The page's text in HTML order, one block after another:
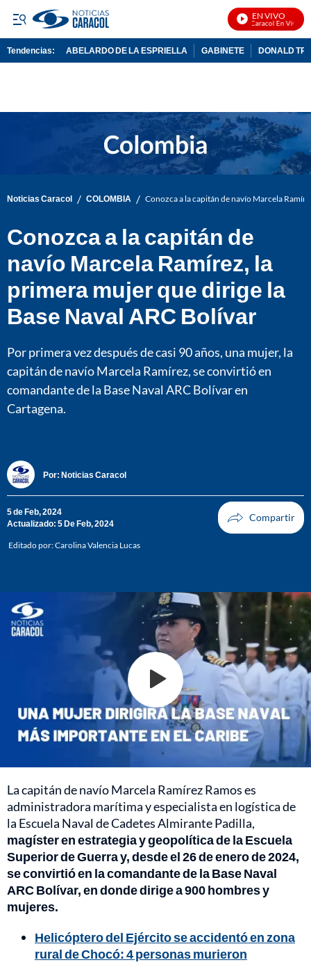
EN VIVO
Noticias Caracol En Vivo
Tendencias: ABELARDO DE LA ESPRIELLA GABINETE DONALD
Noticias Caracol / COLOMBIA / Conozca a la capitán de navío Marcela
Conozca a la capitán de
navío Marcela Ramírez, la
primera mujer que dirige la
Base Naval ARC Bolívar
Por primera vez después de casi 90 años, una mujer, la
capitán de navío Marcela Ramírez, se convirtió en
comandante de la Base Naval ARC Bolívar en
Cartagena.
Por: Noticias Caracol
5 de Feb, 2024
Actualizado: 5 De Feb, 2024
Editado por:Carolina Valencia Lucas
La capitán de navío Marcela Ramírez Ramos es
administradora marítima y especialista en logística de
la Escuela Naval de Cadetes Almirante Padilla,
magíster en estrategia y geopolítica de la Escuela
Superior de Guerra y, desde el 26 de enero de 2024,
se convirtió en la comandante de la Base Naval
ARC Bolívar, en donde dirige a 900 hombres y
mujeres.
Helicóptero del Ejército se accidentó en zona
rural de Chocó: 4 personas murieron